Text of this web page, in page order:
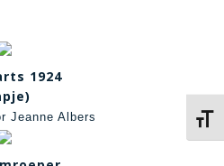
1924
Jeanne Albers